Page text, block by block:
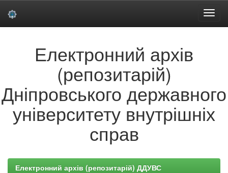
Електронний архів
(репозитарій)
Дніпровського державного
університету внутрішніх
справ
Електронний архів (репозитарій) ДДУВС